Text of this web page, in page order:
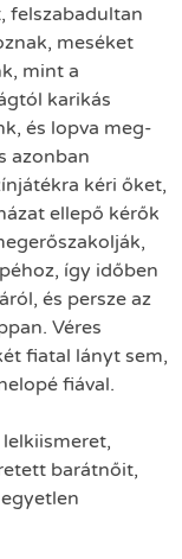
felszabadultan
meséket
mint a
karikás
és lopva meg-
azonban
kéri őket,
ellepő kérők
így időben
és persze az
Véres
fiatal lányt sem,
fiával.
barátnőit,